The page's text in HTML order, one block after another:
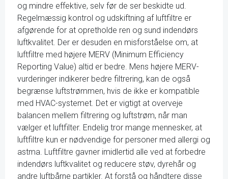
og mindre effektive, selv før de ser beskidte ud.
Regelmæssig kontrol og udskiftning af luftfiltre er
afgørende for at opretholde ren og sund indendørs
luftkvalitet. Der er desuden en misforståelse om, at
luftfiltre med højere MERV (Minimum Efficiency
Reporting Value) altid er bedre. Mens højere MERV-
vurderinger indikerer bedre filtrering, kan de også
begrænse luftstrømmen, hvis de ikke er kompatible
med HVAC-systemet. Det er vigtigt at overveje
balancen mellem filtrering og luftstrøm, når man
vælger et luftfilter. Endelig tror mange mennesker, at
luftfiltre kun er nødvendige for personer med allergi og
astma. Luftfiltre gavner imidlertid alle ved at forbedre
indendørs luftkvalitet og reducere støv, dyrehår og
andre luftbårne partikler. At forstå og håndtere disse